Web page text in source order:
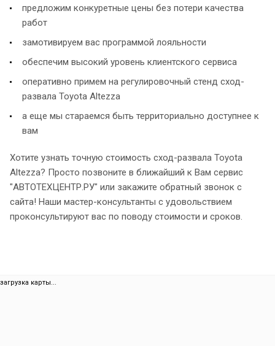
предложим конкуретные цены без потери качества
работ
замотивируем вас программой лояльности
обеспечим высокий уровень клиентского сервиса
оперативно примем на регулировочный стенд сход-
развала Toyota Altezza
а еще мы стараемся быть территориально доступнее к
вам
Хотите узнать точную стоимость сход-развала Toyota
Altezza? Просто позвоните в ближайший к Вам сервис
"АВТОТЕХЦЕНТР.РУ" или закажите обратный звонок с
сайта! Наши мастер-консультанты с удовольствием
проконсультируют вас по поводу стоимости и сроков.
загрузка карты...